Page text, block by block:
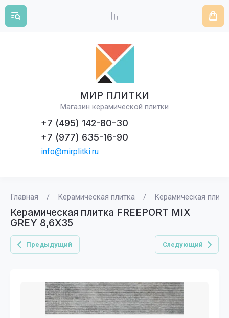
МИР ПЛИТКИ
Магазин керамической плитки
+7 (495) 142-80-30
+7 (977) 635-16-90
info@mirplitki.ru
Главная / Керамическая плитка / Керамическая
Керамическая плитка FREEPORT MIX
GREY 8,6X35
Предыдущий Следующий